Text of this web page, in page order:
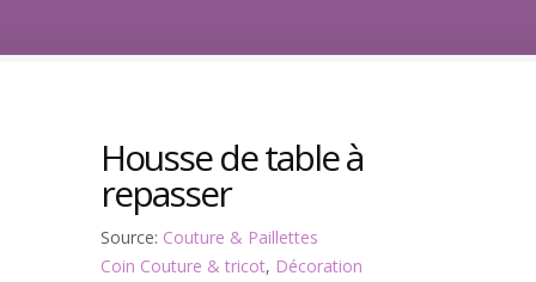
Housse de table à
repasser
Source: Couture & Paillettes
Coin Couture & tricot, Décoration